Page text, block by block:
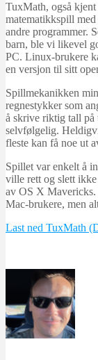
TuxMath, også
matematikkspill
andre programmer.
barn, ble vi likevel
PC. Linux-brukere
en versjon til sitt
Spillmekanikken
regnestykker som
å skrive riktig tall på
selvfølgelig.
fleste kan få noe ut
Spillet var enkelt å
ville rett og slett
av OS X
Mac-brukere, men
Last ned TuxMath